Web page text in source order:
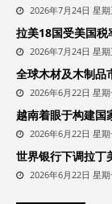
2026年7月24日 星
拉美18国受美国
2026年7月24日 星
全球木材及木制品
2026年6月22日 星
越南着眼于构建国
2026年6月22日 星
世界银行下调拉丁
2026年6月22日 星